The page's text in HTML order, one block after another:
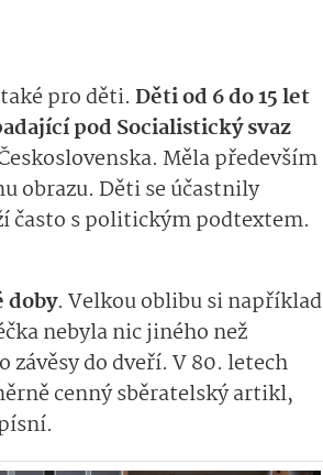
pro děti. Děti od 6 do 15 let
pod Socialistický svaz
Měla především
obrazu. Děti se účastnily
často s politickým podtextem.
doby. Velkou oblibu si například
nebyla nic jiného než
závěsy do dveří. V 80. letech
cenný sběratelský artikl,